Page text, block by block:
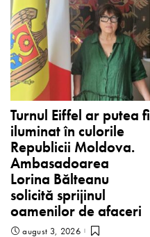
Turnul Eiffel ar putea fi
iluminat în culorile
Republicii Moldova.
Ambasadoarea
Lorina Bălteanu
solicită sprijinul
oamenilor de afaceri
august 3, 2026